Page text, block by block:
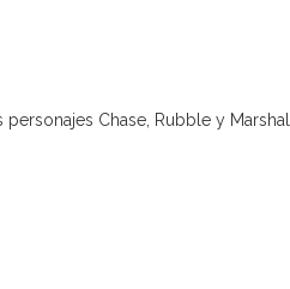
Chase, Rubble y Marshall.